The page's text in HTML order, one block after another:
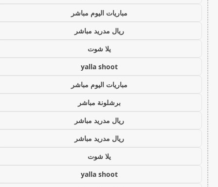
مباريات اليوم مباشر
ريال مدريد مباشر
يلا شوت
yalla shoot
مباريات اليوم مباشر
برشلونة مباشر
ريال مدريد مباشر
ريال مدريد مباشر
يلا شوت
yalla shoot